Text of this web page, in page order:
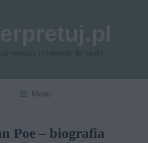
Menu
Poe – biografia